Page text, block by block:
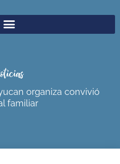
organiza convivió
familiar